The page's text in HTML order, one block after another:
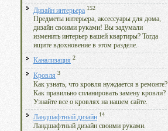
Дизайн интерьера 152
Предметы интерьера, аксессуары для дома,
дизайн своими руками! Вы задумали
изменить интерьер вашей квартиры? Тогда
ищите вдохновение в этом разделе.
Канализация 2
Кровля 3
Как узнать, что кровля нуждается в ремонте?
Как правильно спланировать замену кровли?
Узнайте все о кровлях на нашем сайте.
Ландшафтный дизайн 14
Ландшафтный дизайн своими руками.